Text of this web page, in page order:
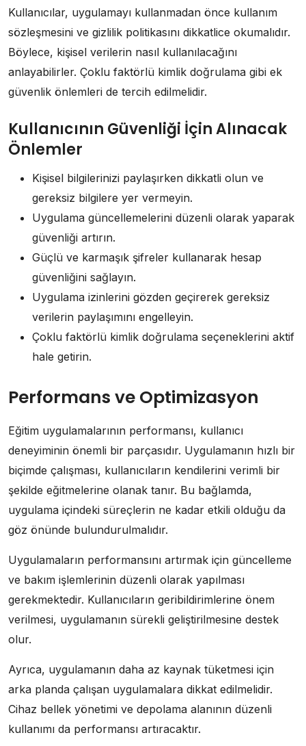
Kullanıcılar, uygulamayı kullanmadan önce kullanım
sözleşmesini ve gizlilik politikasını dikkatlice okumalıdır.
Böylece, kişisel verilerin nasıl kullanılacağını
anlayabilirler. Çoklu faktörlü kimlik doğrulama gibi ek
güvenlik önlemleri de tercih edilmelidir.
Kullanıcının Güvenliği İçin Alınacak
Önlemler
Kişisel bilgilerinizi paylaşırken dikkatli olun ve
gereksiz bilgilere yer vermeyin.
Uygulama güncellemelerini düzenli olarak yaparak
güvenliği artırın.
Güçlü ve karmaşık şifreler kullanarak hesap
güvenliğini sağlayın.
Uygulama izinlerini gözden geçirerek gereksiz
verilerin paylaşımını engelleyin.
Çoklu faktörlü kimlik doğrulama seçeneklerini aktif
hale getirin.
Performans ve Optimizasyon
Eğitim uygulamalarının performansı, kullanıcı
deneyiminin önemli bir parçasıdır. Uygulamanın hızlı bir
biçimde çalışması, kullanıcıların kendilerini verimli bir
şekilde eğitmelerine olanak tanır. Bu bağlamda,
uygulama içindeki süreçlerin ne kadar etkili olduğu da
göz önünde bulundurulmalıdır.
Uygulamaların performansını artırmak için güncelleme
ve bakım işlemlerinin düzenli olarak yapılması
gerekmektedir. Kullanıcıların geribildirimlerine önem
verilmesi, uygulamanın sürekli geliştirilmesine destek
olur.
Ayrıca, uygulamanın daha az kaynak tüketmesi için
arka planda çalışan uygulamalara dikkat edilmelidir.
Cihaz bellek yönetimi ve depolama alanının düzenli
kullanımı da performansı artıracaktır.